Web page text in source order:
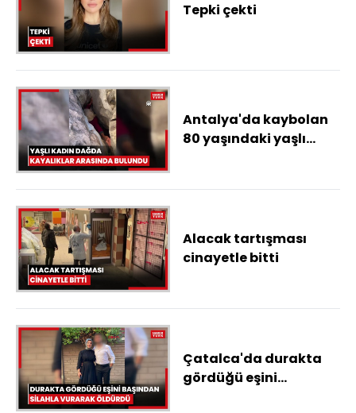
Tepki çekti
Antalya'da kaybolan
80 yaşındaki yaşlı
bulundu
Alacak tartışması
cinayetle bitti
Çatalca'da durakta
gördüğü eşini